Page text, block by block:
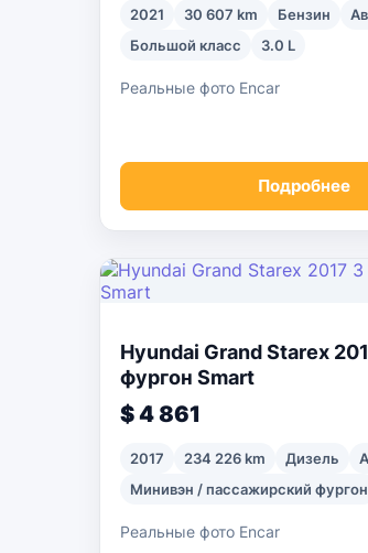
2021 30 607 km Бензин
Большой класс
3.0 L
Реальные фото Encar
Подробнее
Hyundai Grand Starex
фургон Smart
$ 4 861
2017 234 226 km Дизель
Минивэн / пассажирский фургон
Реальные фото Encar